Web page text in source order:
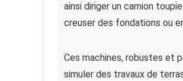
ainsi diriger un camion
creuser des fondations ou
Ces machines, robustes et
simuler des travaux de